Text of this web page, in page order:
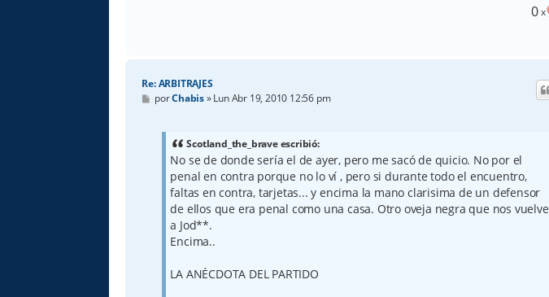
0x
Re: ARBITRAJES
M
e
porChabis»Lun Abr 19, 2010 12:56 pm
Scotland_the_brave escribió:
No se de donde sería el de ayer, pero me sacó de quicio. No por el
penal en contra porque no lo ví , pero si durante todo el encuentro,
faltas en contra, tarjetas... y encima la mano clarisima de un defensor
de ellos que era penal como una casa. Otro oveja negra que nos vuelve
a Jod**.
Encima..
LA ANÉCDOTA DEL PARTIDO